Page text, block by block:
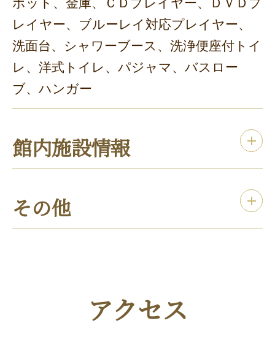
ポット、金庫、ＣＤプレイヤー、ＤＶＤプ
レイヤー、ブルーレイ対応プレイヤー、
洗面台、シャワーブース、洗浄便座付トイ
レ、洋式トイレ、パジャマ、バスロー
ブ、ハンガー
館内施設情報
その他
アクセス